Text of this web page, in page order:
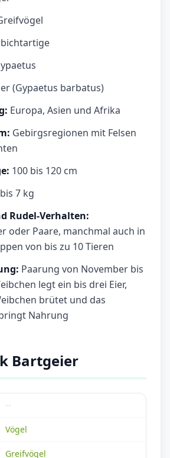
(Gypaetus barbatus)
Europa, Asien und Afrika
Gebirgsregionen mit Felsen
100 bis 120 cm
7 kg
Rudel-Verhalten:
oder Paare, manchmal auch in
von bis zu 10 Tieren
Paarung von November bis
legt ein bis drei Eier,
brütet und das
Nahrung
Bartgeier
--
Vögel
Greifvögel